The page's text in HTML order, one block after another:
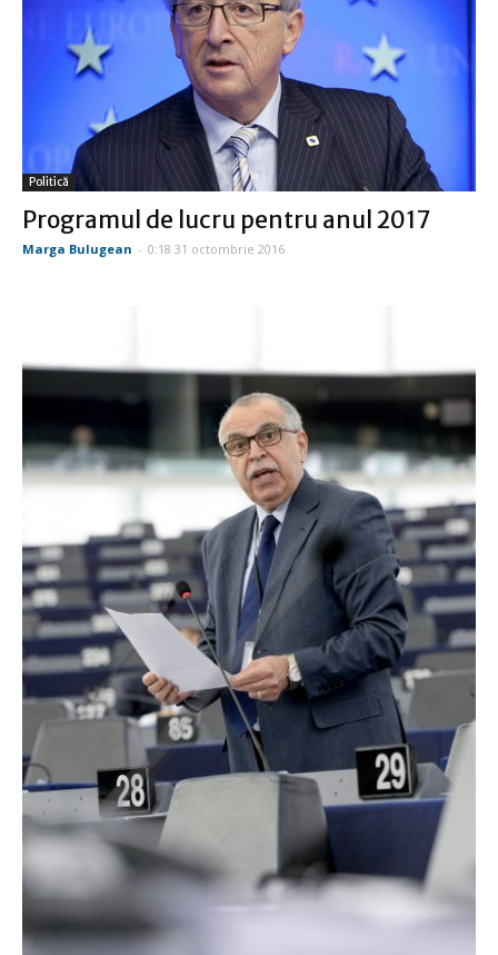
Politică
Programul de lucru pentru anul 2017
Marga Bulugean - 0:18 31 octombrie 2016